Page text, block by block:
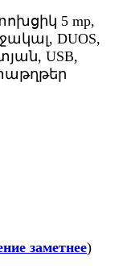
5 mp,
DUOS,
USB,
заметнее)